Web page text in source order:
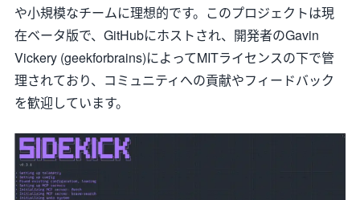
や小規模なチームに理想的です。このプロジェクトは現
在ベータ版で、GitHubにホストされ、開発者のGavin
Vickery (geekforbrains)によってMITライセンスの下で管
理されており、コミュニティへの貢献やフィードバック
を歓迎しています。